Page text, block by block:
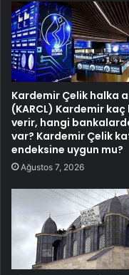
Kardemir Çelik halka
(KARCL) Kardemir
verir, hangi
var? Kardemir Çelik
endeksine uygun mu?
Ağustos 7, 2026